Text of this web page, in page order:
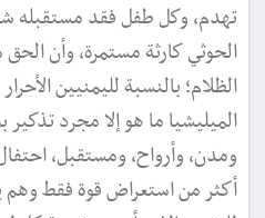
تهدم، وكل طفل فقد مستقبله
الحوثي كارثة مستمرة، وأن
الظلام؛ بالنسبة لليمنيين
الميليشيا ما هو إلا مجرد
ومدن، وأرواح، ومستقبل،
أكثر من استعراض قوة فقط وهم